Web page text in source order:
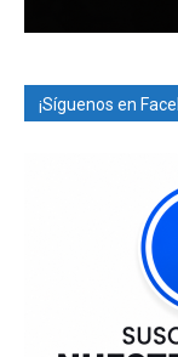
¡Síguenos en